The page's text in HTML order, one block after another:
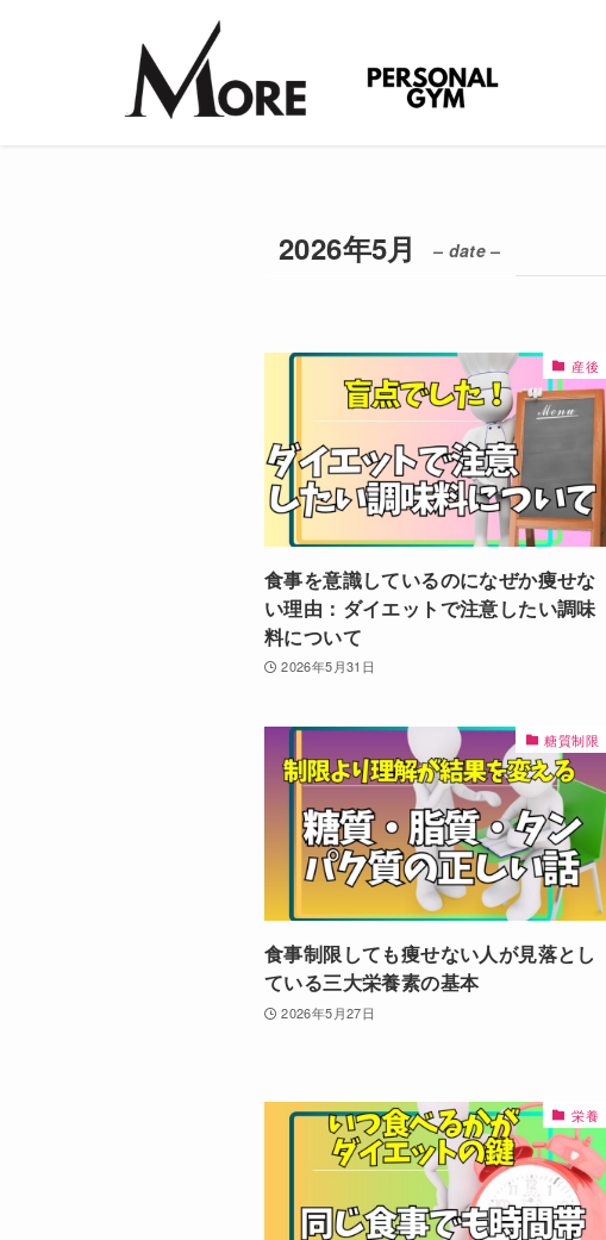
2026年5月 – date –
産後
食事を意識しているのになぜか痩せな
い理由：ダイエットで注意したい調味
料について
2026年5月31日
糖質制限
食事制限しても痩せない人が見落とし
ている三大栄養素の基本
2026年5月27日
栄養